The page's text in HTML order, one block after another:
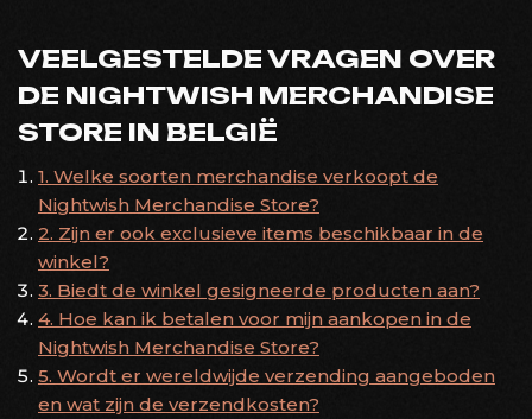
VEELGESTELDE VRAGEN OVER
DE NIGHTWISH MERCHANDISE
STORE IN BELGIË
1. Welke soorten merchandise verkoopt de
Nightwish Merchandise Store?
2. Zijn er ook exclusieve items beschikbaar in de
winkel?
3. Biedt de winkel gesigneerde producten aan?
4. Hoe kan ik betalen voor mijn aankopen in de
Nightwish Merchandise Store?
5. Wordt er wereldwijde verzending aangeboden
en wat zijn de verzendkosten?